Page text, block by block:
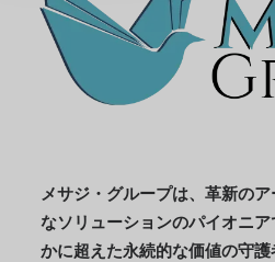
メサジ・グループは、革新の
なソリューションのパイオニ
かに超えた永続的な価値の守